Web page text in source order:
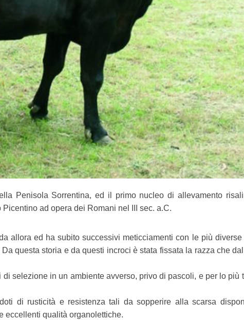
Penisola Sorrentina, ed il primo nucleo di allevamento
ad opera dei Romani nel III sec. a.C.
allora ed ha subito successivi meticciamenti con le più diverse
questa storia e da questi incroci è stata fissata la razza che
selezione in un ambiente avverso, privo di pascoli, e per lo più
di rusticità e resistenza tali da sopperire alla scarsa
eccellenti qualità organolettiche.